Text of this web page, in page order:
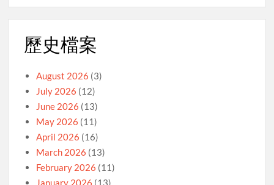
歷史檔案
August 2026 (3)
July 2026 (12)
June 2026 (13)
May 2026 (11)
April 2026 (16)
March 2026 (13)
February 2026 (11)
January 2026 (13)